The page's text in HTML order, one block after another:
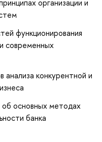
организации и
функционирования
современных
конкурентной и
основных методах
банка